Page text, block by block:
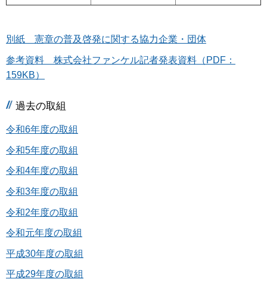
別紙 憲章の普及啓発に関する協力企業・団体
参考資料 株式会社ファンケル記者発表資料（PDF：
159KB）
過去の取組
令和6年度の取組
令和5年度の取組
令和4年度の取組
令和3年度の取組
令和2年度の取組
令和元年度の取組
平成30年度の取組
平成29年度の取組